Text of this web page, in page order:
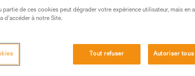
un entraînement spécifique. Validez avec
seul, en toute sécurité, avant de la
activité. Il peut en exister d’autres que
partie de ces cookies peut dégrader votre expérience utilisateur, mais en
d’accéder à notre Site.
Tout refuser Autoriser